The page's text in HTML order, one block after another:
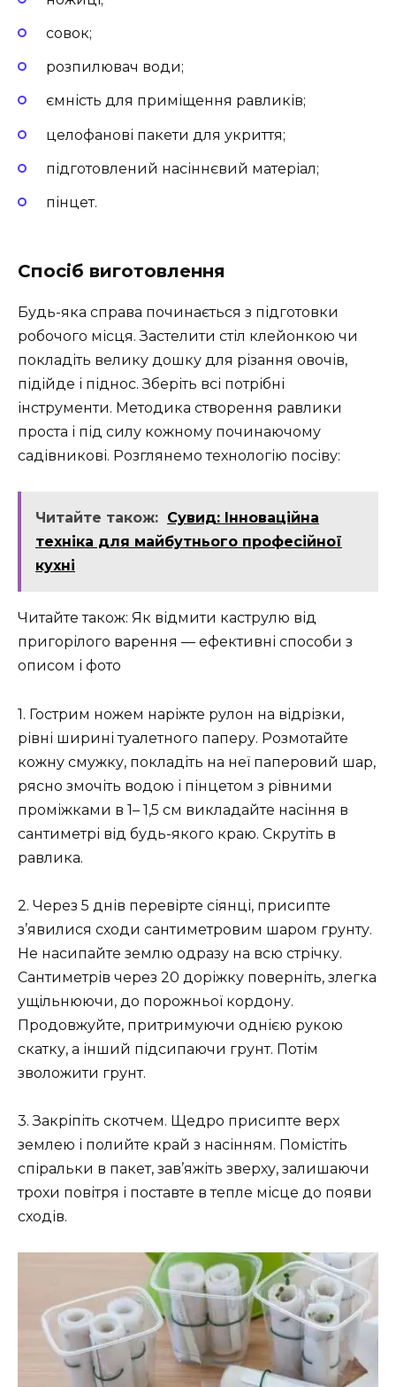
совок;
розпилювач води;
ємність для приміщення равликів;
целофанові пакети для укриття;
підготовлений насіннєвий матеріал;
пінцет.
Спосіб виготовлення
Будь-яка справа починається з підготовки
робочого місця. Застелити стіл клейонкою чи
покладіть велику дошку для різання овочів,
підійде і піднос. Зберіть всі потрібні
інструменти. Методика створення равлики
проста і під силу кожному починаючому
садівникові. Розглянемо технологію посіву:
Читайте також: Сувид: Інноваційна
техніка для майбутнього професійної
кухні
Читайте також: Як відмити каструлю від
пригорілого варення — ефективні способи з
описом і фото
1. Гострим ножем наріжте рулон на відрізки,
рівні ширині туалетного паперу. Розмотайте
кожну смужку, покладіть на неї паперовий шар,
рясно змочіть водою і пінцетом з рівними
проміжками в 1– 1,5 см викладайте насіння в
сантиметрі від будь-якого краю. Скрутіть в
равлика.
2. Через 5 днів перевірте сіянці, присипте
з’явилися сходи сантиметровим шаром грунту.
Не насипайте землю одразу на всю стрічку.
Сантиметрів через 20 доріжку поверніть, злегка
ущільнюючи, до порожньої кордону.
Продовжуйте, притримуючи однією рукою
скатку, а інший підсипаючи грунт. Потім
зволожити грунт.
3. Закріпіть скотчем. Щедро присипте верх
землею і полийте край з насінням. Помістіть
спіральки в пакет, зав’яжіть зверху, залишаючи
трохи повітря і поставте в тепле місце до появи
сходів.